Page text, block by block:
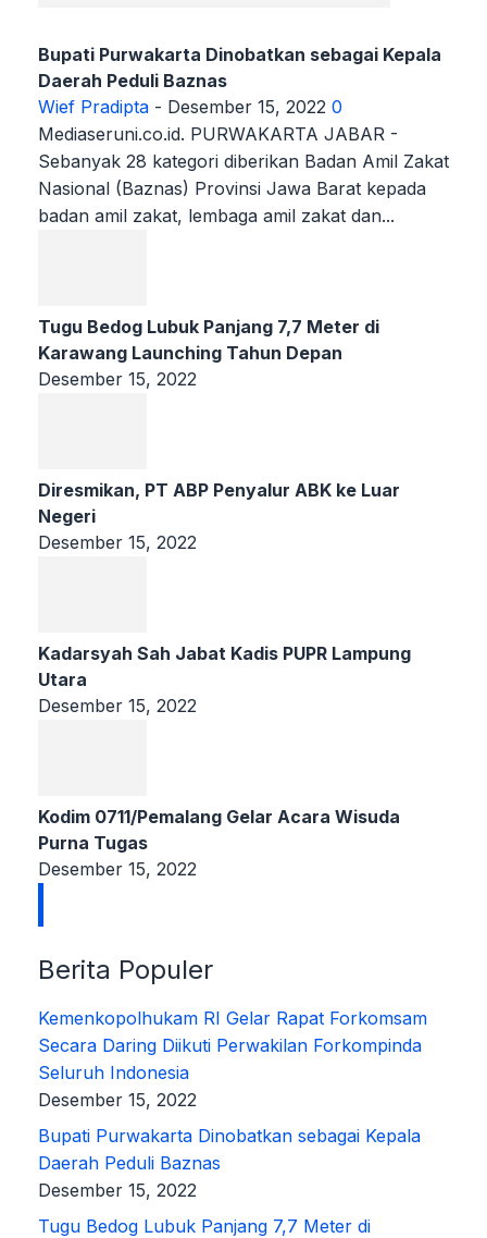
Bupati Purwakarta Dinobatkan sebagai Kepala
Daerah Peduli Baznas
Wief Pradipta - Desember 15, 2022 0
Mediaseruni.co.id. PURWAKARTA JABAR -
Sebanyak 28 kategori diberikan Badan Amil Zakat
Nasional (Baznas) Provinsi Jawa Barat kepada
badan amil zakat, lembaga amil zakat dan...
Tugu Bedog Lubuk Panjang 7,7 Meter di
Karawang Launching Tahun Depan
Desember 15, 2022
Diresmikan, PT ABP Penyalur ABK ke Luar
Negeri
Desember 15, 2022
Kadarsyah Sah Jabat Kadis PUPR Lampung
Utara
Desember 15, 2022
Kodim 0711/Pemalang Gelar Acara Wisuda
Purna Tugas
Desember 15, 2022
Berita Populer
Kemenkopolhukam RI Gelar Rapat Forkomsam
Secara Daring Diikuti Perwakilan Forkompinda
Seluruh Indonesia
Desember 15, 2022
Bupati Purwakarta Dinobatkan sebagai Kepala
Daerah Peduli Baznas
Desember 15, 2022
Tugu Bedog Lubuk Panjang 7,7 Meter di